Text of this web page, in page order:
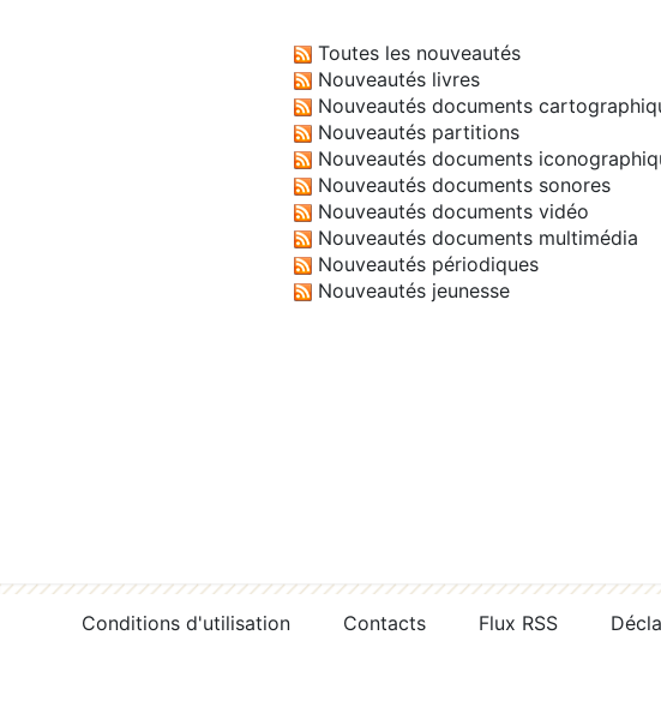
Toutes les nouveautés
Nouveautés livres
Nouveautés documents
Nouveautés partitions
Nouveautés documents
Nouveautés documents sonores
Nouveautés documents vidéo
Nouveautés documents multimédia
Nouveautés périodiques
Nouveautés jeunesse
Conditions d'utilisation Contacts Flux RSS